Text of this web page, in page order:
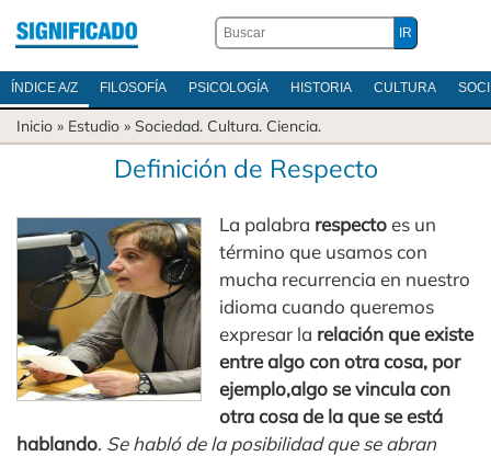
ÍNDICE A/Z FILOSOFÍA PSICOLOGÍA HISTORIA CULTURA
Inicio » Estudio » Sociedad. Cultura. Ciencia.
Definición de Respecto
La palabra respectoes un
término que usamos con
mucha recurrencia en nuestro
idioma cuando queremos
expresar la relación que existe
entre algo con otra cosa, por
ejemplo,algo se vincula con
otra cosa de la que se está
hablando. Se habló de la posibilidad que se abran